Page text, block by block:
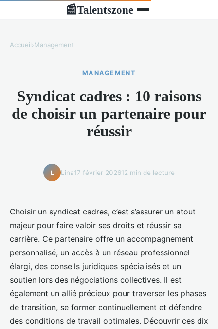
📰Talentszone
Accueil›Management
MANAGEMENT
Syndicat cadres : 10 raisons
de choisir un partenaire pour
réussir
L Lina17 février 202612 min de lecture
Choisir un syndicat cadres, c’est s’assurer un atout
majeur pour faire valoir ses droits et réussir sa
carrière. Ce partenaire offre un accompagnement
personnalisé, un accès à un réseau professionnel
élargi, des conseils juridiques spécialisés et un
soutien lors des négociations collectives. Il est
également un allié précieux pour traverser les phases
de transition, se former continuellement et défendre
des conditions de travail optimales. Découvrir ces dix